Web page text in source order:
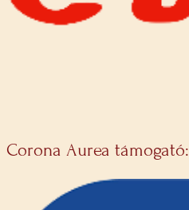
Corona Aurea támogató: